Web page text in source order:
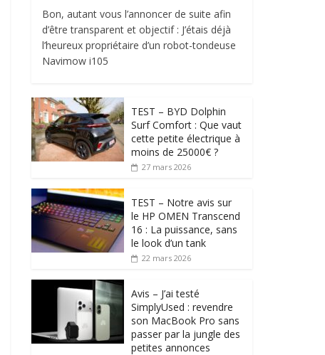
Bon, autant vous l’annoncer de suite afin
d’être transparent et objectif : J’étais déjà
l’heureux propriétaire d’un robot-tondeuse
Navimow i105
TEST – BYD Dolphin
Surf Comfort : Que vaut
cette petite électrique à
moins de 25000€ ?
27 mars 2026
TEST – Notre avis sur
le HP OMEN Transcend
16 : La puissance, sans
le look d’un tank
22 mars 2026
Avis – J’ai testé
SimplyUsed : revendre
son MacBook Pro sans
passer par la jungle des
petites annonces